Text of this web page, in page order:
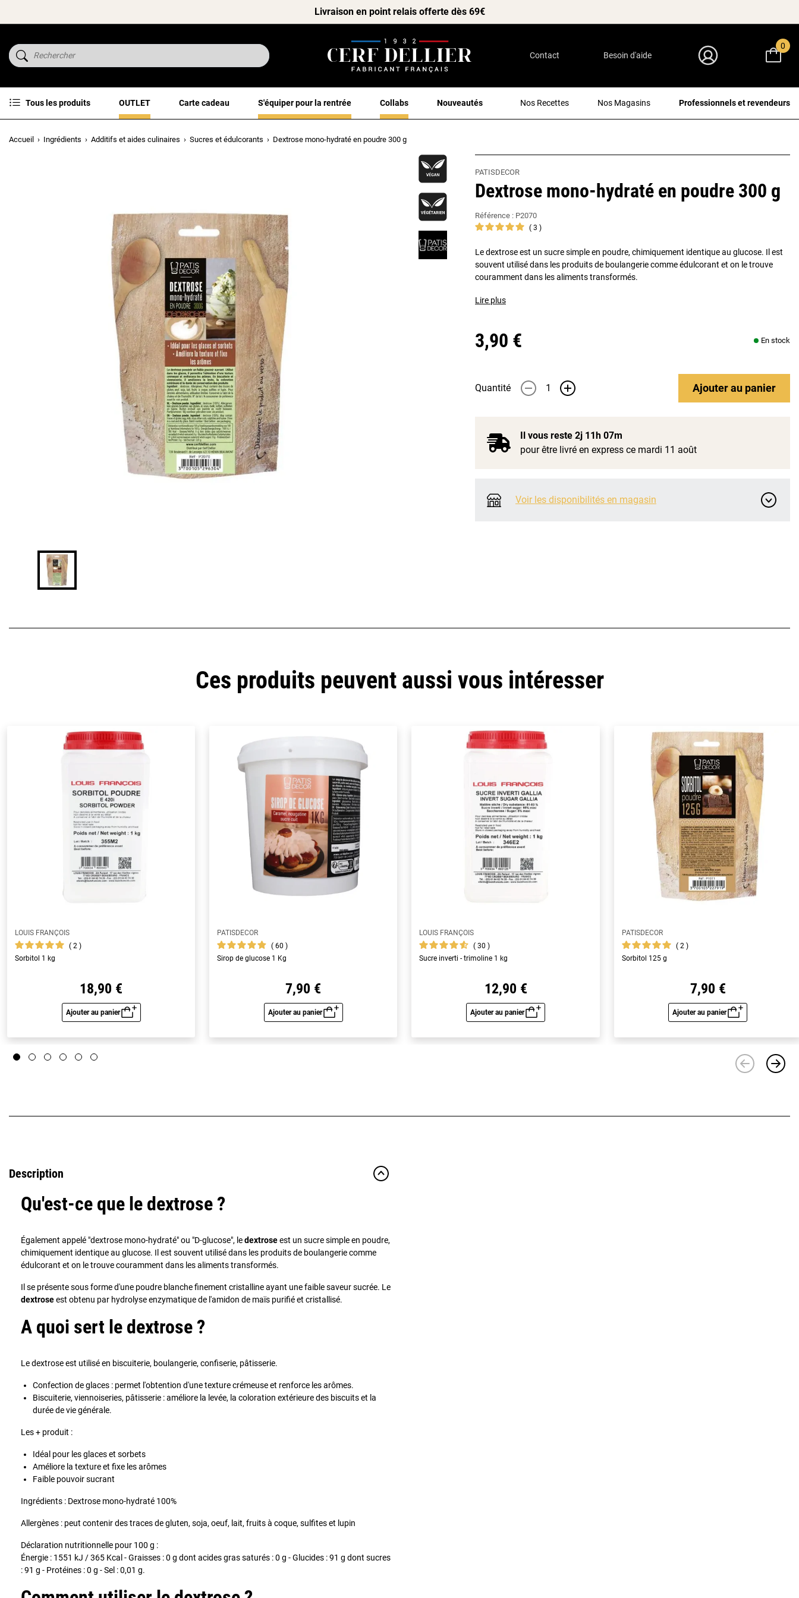
Livraison en point relais offerte dès 69€
Contact Besoin d'aide
0
Tous les produits OUTLET Carte cadeau S'équiper pour la rentrée Collabs Nouveautés Nos Recettes Nos Magasins Professionnels et revendeurs
Accueil Ingrédients Additifs et aides culinaires Sucres et édulcorants Dextrose mono-hydraté en poudre 300 g
PATISDECOR
Dextrose mono-hydraté en poudre 300 g
Référence : P2070
3
Le dextrose est un sucre simple en poudre, chimiquement identique au glucose. Il est
souvent utilisé dans les produits de boulangerie comme édulcorant et on le trouve
couramment dans les aliments transformés.
Lire plus
3,90 € En stock
Quantité - + Ajouterau panier
Il vous reste 2j 11h 07m
pour être livré en express ce mardi 11 août
Voir les disponibilités en magasin
Ces produits peuvent aussi vous intéresser
LOUIS FRANÇOIS
2
Sorbitol 1 kg
18,90 €
Ajouter au panier
Aperçu rapide
PATISDECOR
60
Sirop de glucose 1 Kg
7,90 €
Ajouter au panier
Aperçu rapide
LOUIS FRANÇOIS
30
Sucre inverti - trimoline 1 kg
12,90 €
Ajouter au panier
Aperçu rapide
PATISDECOR
2
Sorbitol 125 g
7,90 €
Ajouter au panier
Aperçu rapide
Description
Qu'est-ce que le dextrose ?
Également appelé "dextrose mono-hydraté" ou "D-glucose", ledextroseest un sucre simple en poudre,
chimiquement identique au glucose. Il est souvent utilisé dans les produits de boulangerie comme
édulcorant et on le trouve couramment dans les aliments transformés.
Il se présente sous forme d'une poudre blanche finement cristalline ayant une faible saveur sucrée. Le
dextroseest obtenu par hydrolyse enzymatique de l'amidon de maïs purifié et cristallisé.
A quoi sert le dextrose ?
Le dextrose est utilisé en biscuiterie, boulangerie, confiserie, pâtisserie.
Confection de glaces : permet l'obtention d'une texture crémeuse et renforce les arômes.
Biscuiterie, viennoiseries, pâtisserie : améliore la levée, la coloration extérieure des biscuits et la
durée de vie générale.
Les + produit :
Idéal pour les glaces et sorbets
Améliore la texture et fixe les arômes
Faible pouvoir sucrant
Ingrédients : Dextrose mono-hydraté 100%
Allergènes : peut contenir des traces de gluten, soja, oeuf, lait, fruits à coque, sulfites et lupin
Déclaration nutritionnelle pour 100 g :
Énergie : 1551 kJ / 365 Kcal - Graisses : 0 g dont acides gras saturés : 0 g - Glucides : 91 g dont sucres
: 91 g - Protéines : 0 g - Sel : 0,01 g.